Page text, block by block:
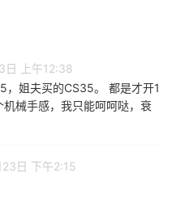
日 上午12:38
，姐夫买的CS35。 都是才开1
械手感，我只能呵呵哒，衰
日 下午2:15